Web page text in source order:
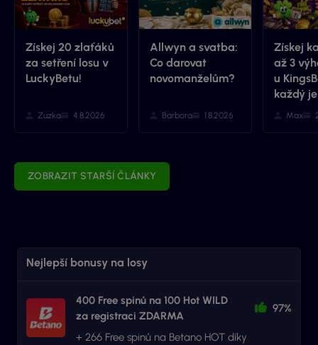
Získej 20 zlaťáků
za setření losu v
LuckyBetu!
Zuzka 4.8.2026
Allwyn a svatba:
Co darovat
novomanželům?
Barbora 1.8.2026
Získej
až 3
u
každý
Max
ZOBRAZIT STARŠÍ ČLÁNKY
Nejlepší bonusy na losy
400 Free spinů na 100 Hot WILD
za registraci ZDARMA
97%
+ 266 Free spinů na Betano HOT díky